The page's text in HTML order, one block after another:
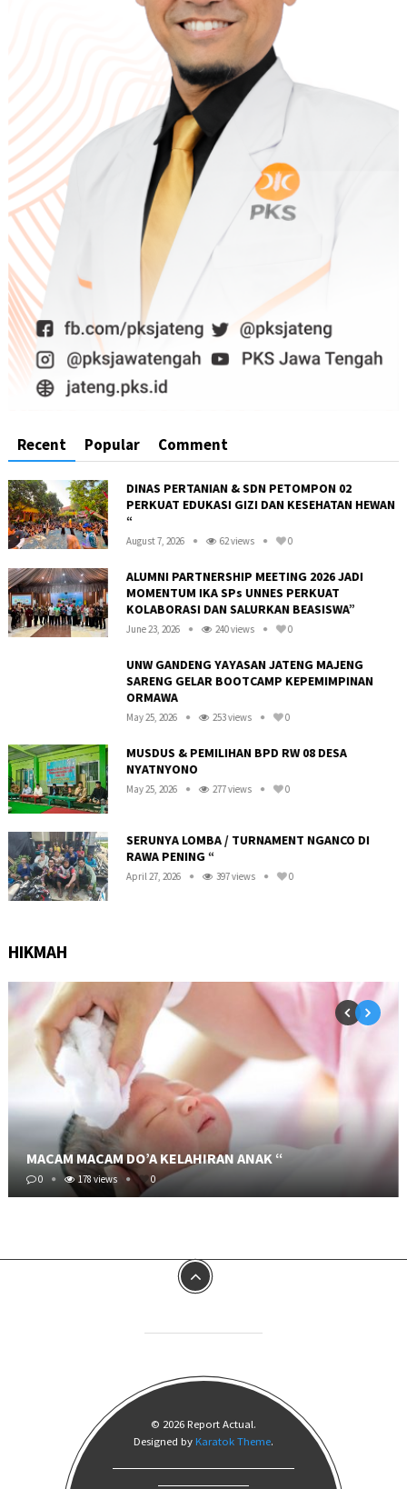
Recent Popular Comment
DINAS PERTANIAN & SDN PETOMPON 02
PERKUAT EDUKASI GIZI DAN KESEHATAN HEWAN
“
August 7, 2026 62 views 0
ALUMNI PARTNERSHIP MEETING 2026 JADI
MOMENTUM IKA SPs UNNES PERKUAT
KOLABORASI DAN SALURKAN BEASISWA”
June 23, 2026 240 views 0
UNW GANDENG YAYASAN JATENG MAJENG
SARENG GELAR BOOTCAMP KEPEMIMPINAN
ORMAWA
May 25, 2026 253 views 0
MUSDUS & PEMILIHAN BPD RW 08 DESA
NYATNYONO
May 25, 2026 277 views 0
SERUNYA LOMBA / TURNAMENT NGANCO DI
RAWA PENING “
April 27, 2026 397 views 0
HIKMAH
MACAM MACAM DO’A KELAHIRAN ANAK “
0 178 views 0
© 2026 Report Actual.
Designed byKaratok Theme.